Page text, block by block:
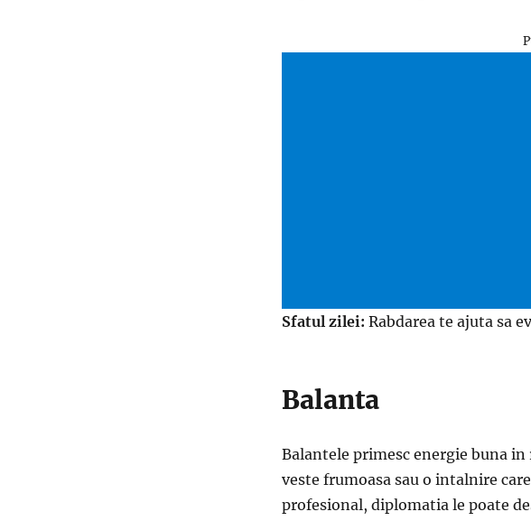
Sfatul zilei: Rabdarea te ajuta sa
Balanta
Balantele primesc energie buna
veste frumoasa sau o intalnire
profesional, diplomatia le poate